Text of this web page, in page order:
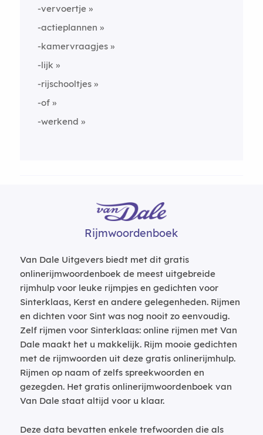
-vervoertje
-actieplannen
-kamervraagjes
-lijk
-rijschooltjes
-of
-werkend
Rijmwoordenboek
Van Dale Uitgevers biedt met dit gratis
onlinerijmwoordenboek de meest uitgebreide
rijmhulp voor leuke rijmpjes en gedichten voor
Sinterklaas, Kerst en andere gelegenheden. Rijmen
en dichten voor Sint was nog nooit zo eenvoudig.
Zelf rijmen voor Sinterklaas: online rijmen met Van
Dale maakt het u makkelijk. Rijm mooie gedichten
met de rijmwoorden uit deze gratis onlinerijmhulp.
Rijmen op naam of zelfs spreekwoorden en
gezegden. Het gratis onlinerijmwoordenboek van
Van Dale staat altijd voor u klaar.
Deze data bevatten enkele trefwoorden die als